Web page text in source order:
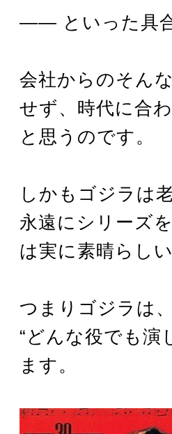
―― といった具合
会社からのそん
せず、時代に合
と思うのです。
しかもゴジラは
永遠にシリーズ
は実に素晴らし
つまりゴジラは
“どんな役でも演
ます。